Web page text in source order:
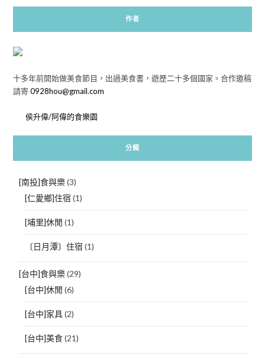
作者
十多年前開始做美食節目，出過美食書，遊歷二十多個國家。合作邀稿
請寄0928hou@gmail.com
侯升偉/阿偉的食樂園
分類
[南投]食與樂(3)
[仁愛鄉]住宿 (1)
[埔里]休閒 (1)
〔日月潭〕住宿 (1)
[台中]食與樂(29)
[台中]休閒 (6)
[台中]家具(2)
[台中]美食(21)